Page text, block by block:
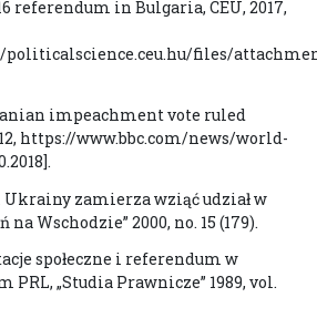
referendum in Bulgaria, CEU, 2017,
politicalscience.ceu.hu/files/
impeachment vote ruled
https://www.bbc.com/news/world-
zamierza wziąć udział w
Wschodzie” 2000, no. 15 (179).
społeczne i referendum w
„Studia Prawnicze” 1989, vol.